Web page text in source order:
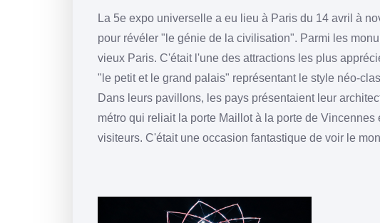
La 5e expo universelle a eu lieu à Paris du 14 avril à
pour révéler "le génie de la civilisation". Parmi les
vieux Paris. C'était l'une des attractions les plus
"le petit et le grand palais" représentant le style néo-
Dans leurs pavillons, les pays présentaient leur
métro qui reliait la porte Maillot à la porte de
visiteurs. C'était une occasion fantastique de voir le